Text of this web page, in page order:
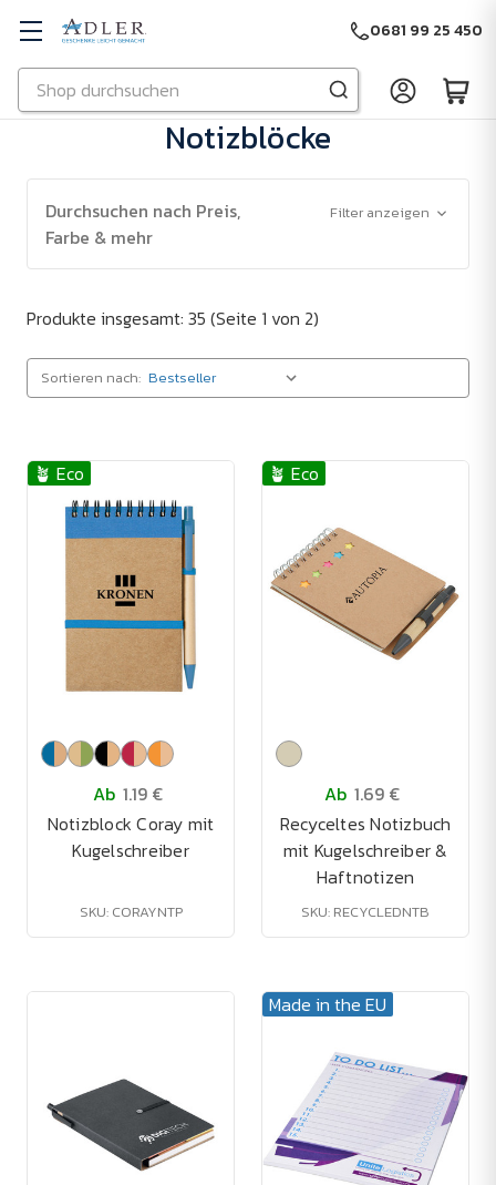
Zu Hauptinhalt springen
Suchen
0681 99 25 450
Notizblöcke
Durchsuchen nach Preis,
Farbe & mehr
Filter anzeigen
Produkte insgesamt: 35 (Seite 1 von 2)
Sortieren nach:
🪴 Eco
Ab 1.19 €
Notizblock Coray mit
Kugelschreiber
SKU: CORAYNTP
🪴 Eco
Ab 1.69 €
Recyceltes Notizbuch
mit Kugelschreiber &
Haftnotizen
SKU: RECYCLEDNTB
Made in the EU